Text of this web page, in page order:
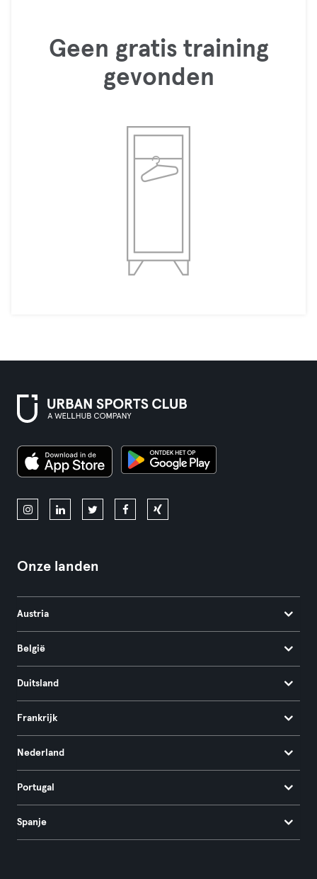
Geen gratis training
gevonden
Onze landen
Austria
België
Duitsland
Frankrijk
Nederland
Portugal
Spanje